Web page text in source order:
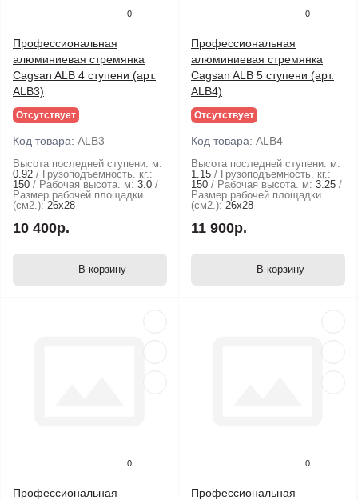
0
Профессиональная
алюминиевая стремянка
Cagsan ALB 4 ступени (арт.
ALB3)
Отсутствует
Код товара: ALB3
Высота последней ступени. м:
0.92
Грузоподъемность. кг.:
150
Рабочая высота. м: 3.0
Размер рабочей площадки
(см2.): 26х28
10 400р.
В корзину
0
Профессиональная
алюминиевая стремянка
Cagsan ALB 5 ступени (арт.
ALB4)
Отсутствует
Код товара: ALB4
Высота последней ступени. м:
1.15
Грузоподъемность. кг.:
150
Рабочая высота. м: 3.25
Размер рабочей площадки
(см2.): 26х28
11 900р.
В корзину
0
Профессиональная
0
Профессиональная